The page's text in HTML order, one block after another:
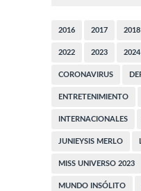
2016 2017 2018
2022 2023 2024
CORONAVIRUS
ENTRETENIMIENTO
INTERNACIONALES
JUNIEYSIS MERLO
MISS UNIVERSO 2023
MUNDO INSÓLITO